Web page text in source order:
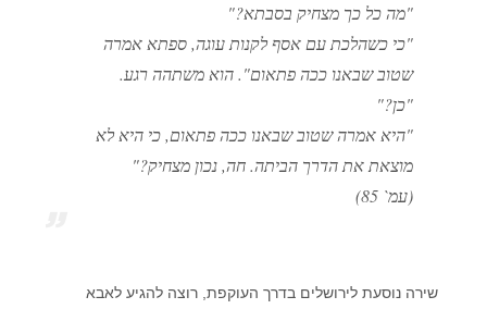
"מה כל כך מצחיק בסבתא?"
"כי כשהלכת עם אסף לקנות עוגה, ספתא אמרה
שטוב שבאנו ככה פתאום". הוא משתהה רגע.
"כן?"
"היא אמרה שטוב שבאנו ככה פתאום, כי היא לא
מוצאת את הדרך הביתה. חה, נכון מצחיק?"
(עמ` 85)
שירה נוסעת לירושלים בדרך העוקפת, רוצה להגיע לאבא